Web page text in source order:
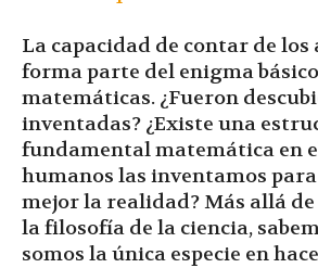
Hora
|
La capacidad de contar de los
forma parte del enigma
matemáticas. ¿Fueron
inventadas? ¿Existe una
fundamental matemática en
humanos las inventamos
mejor la realidad? Más allá de
la filosofía de la ciencia,
somos la única especie en